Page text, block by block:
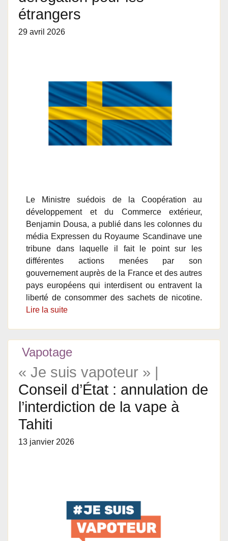
étrangers
29 avril 2026
Le Ministre suédois de la Coopération au
développement et du Commerce extérieur,
Benjamin Dousa, a publié dans les colonnes du
média Expressen du Royaume Scandinave une
tribune dans laquelle il fait le point sur les
différentes actions menées par son
gouvernement auprès de la France et des autres
pays européens qui interdisent ou entravent la
liberté de consommer des sachets de nicotine.
Lire la suite
Vapotage
« Je suis vapoteur » |
Conseil d’État : annulation de
l’interdiction de la vape à
Tahiti
13 janvier 2026